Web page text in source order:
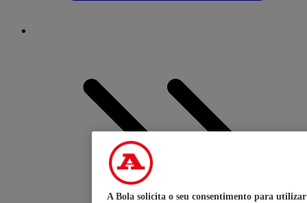
A Bola solicita o seu consentimento para utilizar